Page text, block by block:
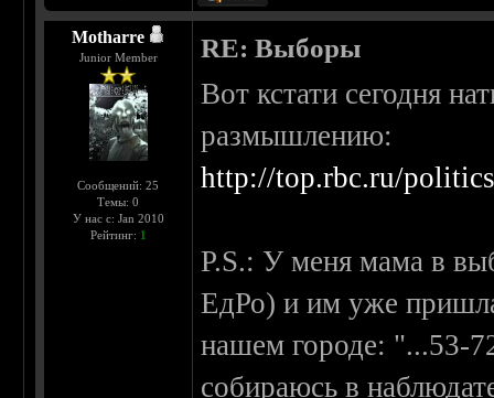
Motharre
Junior Member
Сообщений: 25
Темы: 0
У нас с: Jan 2010
Рейтинг: 1
RE: Выборы
Вот кстати сегодня
размышлению:
http://top.rbc.ru/
P.S.: У меня мама в
ЕдРо) и им уже пришла
нашем городе: "...53-
собираюсь в